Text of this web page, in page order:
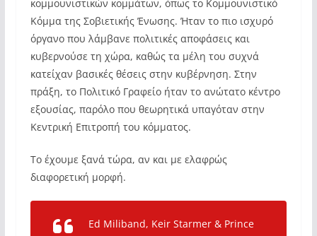
κομμουνιστικών κομμάτων, όπως το Κομμουνιστικό
Κόμμα της Σοβιετικής Ένωσης. Ήταν το πιο ισχυρό
όργανο που λάμβανε πολιτικές αποφάσεις και
κυβερνούσε τη χώρα, καθώς τα μέλη του συχνά
κατείχαν βασικές θέσεις στην κυβέρνηση. Στην
πράξη, το Πολιτικό Γραφείο ήταν το ανώτατο κέντρο
εξουσίας, παρόλο που θεωρητικά υπαγόταν στην
Κεντρική Επιτροπή του κόμματος.
Το έχουμε ξανά τώρα, αν και με ελαφρώς
διαφορετική μορφή.
Ed Miliband, Keir Starmer & Prince